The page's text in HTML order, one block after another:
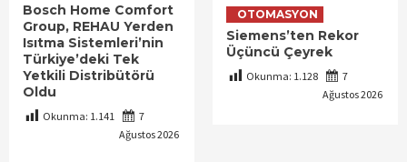
Bosch Home Comfort
Group, REHAU Yerden
Isıtma Sistemleri’nin
Türkiye’deki Tek
Yetkili Distribütörü
Oldu
Okunma: 1.141
7
Ağustos 2026
OTOMASYON
Siemens’ten Rekor
Üçüncü Çeyrek
Okunma: 1.128
7
Ağustos 2026